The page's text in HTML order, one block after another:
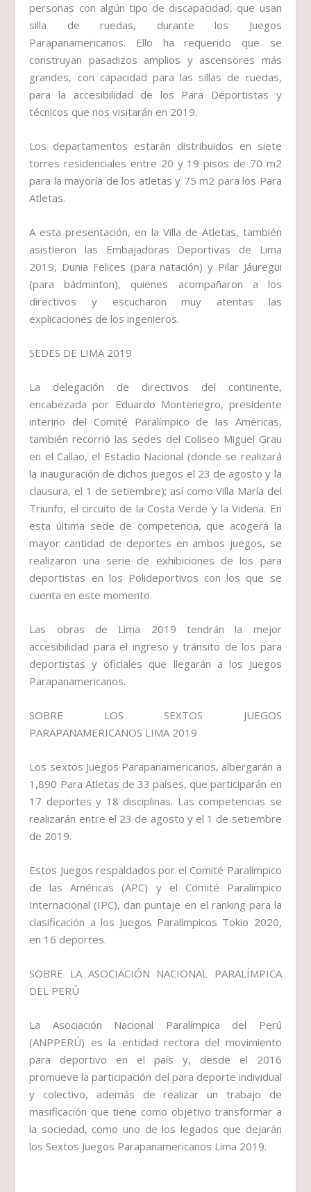
personas con algún tipo de discapacidad, que usan
silla de ruedas, durante los Juegos
Parapanamericanos. Ello ha requerido que se
construyan pasadizos amplios y ascensores más
grandes, con capacidad para las sillas de ruedas,
para la accesibilidad de los Para Deportistas y
técnicos que nos visitarán en 2019.
Los departamentos estarán distribuidos en siete
torres residenciales entre 20 y 19 pisos de 70 m2
para la mayoría de los atletas y 75 m2 para los Para
Atletas.
A esta presentación, en la Villa de Atletas, también
asistieron las Embajadoras Deportivas de Lima
2019, Dunia Felices (para natación) y Pilar Jáuregui
(para bádminton), quienes acompañaron a los
directivos y escucharon muy atentas las
explicaciones de los ingenieros.
SEDES DE LIMA 2019
La delegación de directivos del continente,
encabezada por Eduardo Montenegro, presidente
interino del Comité Paralímpico de las Américas,
también recorrió las sedes del Coliseo Miguel Grau
en el Callao, el Estadio Nacional (donde se realizará
la inauguración de dichos juegos el 23 de agosto y la
clausura, el 1 de setiembre); así como Villa María del
Triunfo, el circuito de la Costa Verde y la Videna. En
esta última sede de competencia, que acogerá la
mayor cantidad de deportes en ambos juegos, se
realizaron una serie de exhibiciones de los para
deportistas en los Polideportivos con los que se
cuenta en este momento.
Las obras de Lima 2019 tendrán la mejor
accesibilidad para el ingreso y tránsito de los para
deportistas y oficiales que llegarán a los Juegos
Parapanamericanos.
SOBRE LOS SEXTOS JUEGOS
PARAPANAMERICANOS LIMA 2019
Los sextos Juegos Parapanamericanos, albergarán a
1,890 Para Atletas de 33 países, que participarán en
17 deportes y 18 disciplinas. Las competencias se
realizarán entre el 23 de agosto y el 1 de setiembre
de 2019.
Estos Juegos respaldados por el Comité Paralímpico
de las Américas (APC) y el Comité Paralímpico
Internacional (IPC), dan puntaje en el ranking para la
clasificación a los Juegos Paralímpicos Tokio 2020,
en 16 deportes.
SOBRE LA ASOCIACIÓN NACIONAL PARALÍMPICA
DEL PERÚ
La Asociación Nacional Paralímpica del Perú
(ANPPERÚ) es la entidad rectora del movimiento
para deportivo en el país y, desde el 2016
promueve la participación del para deporte individual
y colectivo, además de realizar un trabajo de
masificación que tiene como objetivo transformar a
la sociedad, como uno de los legados que dejarán
los Sextos Juegos Parapanamericanos Lima 2019.